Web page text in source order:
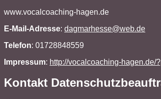
www.vocalcoaching-hagen.de
E-Mail-Adresse: dagmarhesse@web.de
Telefon: 01728848559
Impressum: http://vocalcoaching-hagen.de/
Kontakt